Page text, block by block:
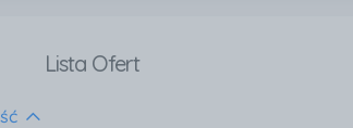
Lista Ofert